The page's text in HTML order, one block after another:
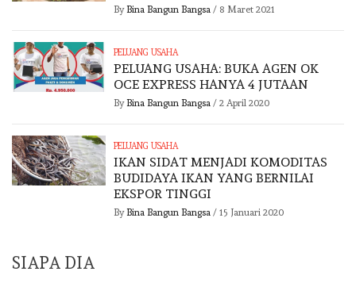
By Bina Bangun Bangsa/ 8 Maret 2021
PELUANG USAHA
PELUANG USAHA: BUKA AGEN OK
OCE EXPRESS HANYA 4 JUTAAN
By Bina Bangun Bangsa/ 2 April 2020
PELUANG USAHA
IKAN SIDAT MENJADI KOMODITAS
BUDIDAYA IKAN YANG BERNILAI
EKSPOR TINGGI
By Bina Bangun Bangsa/ 15 Januari 2020
SIAPA DIA